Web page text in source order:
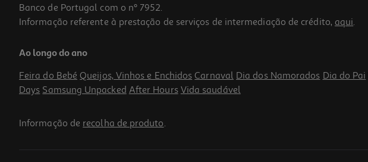
Banco de Portugal com o nº 7952.
Informação referente à prestação de serviços de intermediação de crédito, aqui.
Ao longo do ano
Feira do Bebé Queijos, Vinhos e Enchidos Carnaval Dia dos Namorados Dia do Pai
Days Samsung Unpacked After Hours Vida saudável
Informação de recolha de produto.